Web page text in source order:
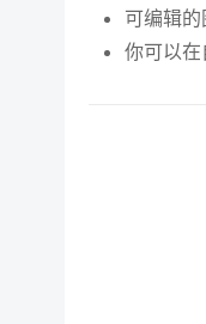
可编辑的
你可以